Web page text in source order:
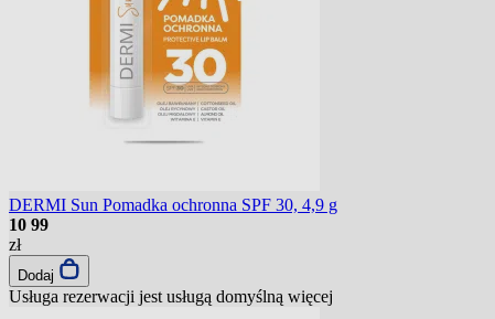
DERMI Sun Pomadka ochronna SPF 30, 4,9 g
10 99
zł
Dodaj
Usługa rezerwacji jest usługą domyślną więcej